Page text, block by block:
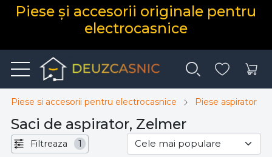
Piese și accesorii originale pentru
electrocasnice
Piese si accesorii pentru electrocasnice Piese aspirator
Saci de aspirator, Zelmer
Filtreaza 1